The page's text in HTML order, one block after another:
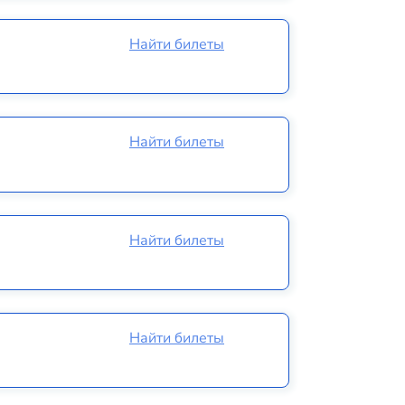
Найти билеты
Найти билеты
Найти билеты
Найти билеты